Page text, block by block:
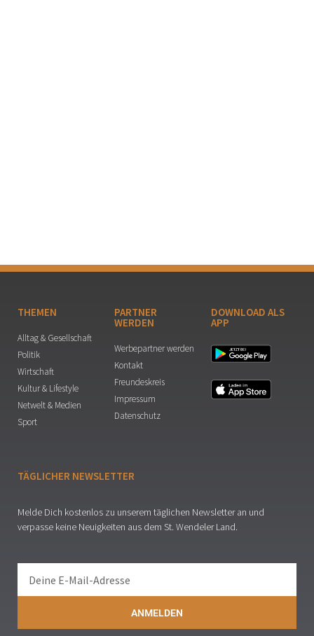
THEMEN
Alltag & Gesellschaft
Politik
Wirtschaft
Kultur & Lifestyle
Netwelt & Medien
Sport
PARTNER
WERDEN
Werbepartner werden
Kontakt
Freundeskreis
Impressum
Datenschutz
DOWNLOAD ALS
APP
TÄGLICHER NEWSLETTER
Melde Dich kostenlos zu unserem täglichen Newsletter an und
verpasse keine Neuigkeiten aus dem St. Wendeler Land.
ANMELDEN